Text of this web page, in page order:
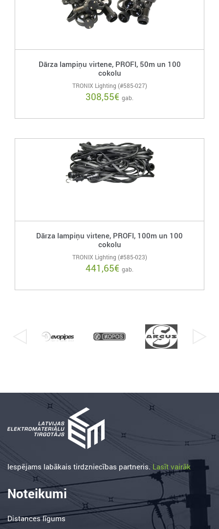
Dārza lampiņu virtene, PROFI, 50m un 100
cokolu
TRONIX Lighting (#585-027)
308,55€ gab.
Dārza lampiņu virtene, PROFI, 100m un 100
cokolu
TRONIX Lighting (#585-023)
441,65€ gab.
Iespējams labākais tirdzniecības partneris. Lasīt vairāk
Noteikumi
Distances līgums